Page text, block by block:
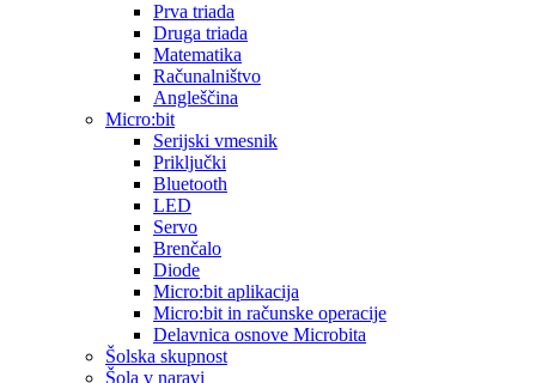
Prva triada
Druga triada
Matematika
Računalništvo
Angleščina
Micro:bit
Serijski vmesnik
Priključki
Bluetooth
LED
Servo
Brenčalo
Diode
Micro:bit aplikacija
Micro:bit in računske operacije
Delavnica osnove Microbita
Šolska skupnost
Šola v naravi